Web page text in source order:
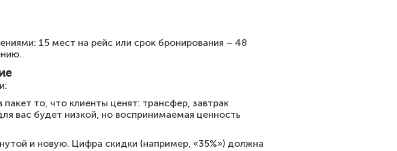
15 мест на рейс или срок бронирования – 48
то, что клиенты ценят: трансфер, завтрак
вас будет низкой, но воспринимаемая ценность
и новую. Цифра скидки (например, «35%») должна